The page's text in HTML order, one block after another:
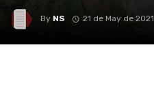
By NS 21 de May de 2021